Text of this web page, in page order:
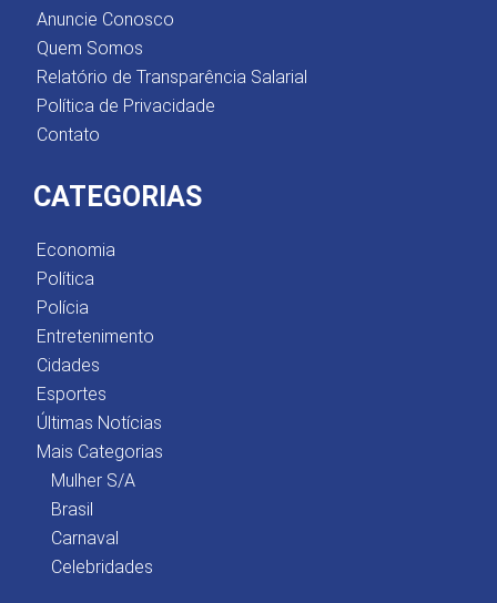
Anuncie Conosco
Quem Somos
Relatório de Transparência Salarial
Política de Privacidade
Contato
CATEGORIAS
Economia
Política
Polícia
Entretenimento
Cidades
Esportes
Últimas Notícias
Mais Categorias
Mulher S/A
Brasil
Carnaval
Celebridades